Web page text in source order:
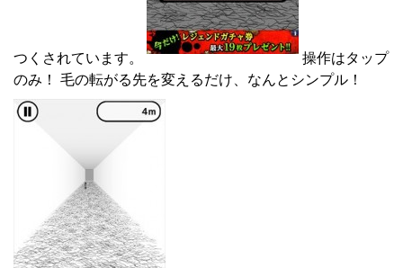
つくされています。
操作はタップ
のみ！ 毛の転がる先を変えるだけ、なんとシンプル！